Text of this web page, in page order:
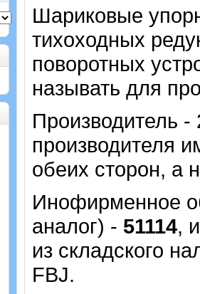
Шариковые
тихоходных
поворотных
называть для
Производитель -
производителя
обеих сторон, а
Инофирменное
аналог) - 51114,
из складского
FBJ.